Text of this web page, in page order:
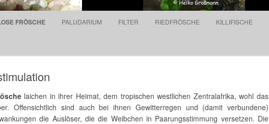
FRÖSCHE PALUDARIUM FILTER RIEDFRÖSCHE KILLIFISCHE
laichen in ihrer Heimat, dem tropischen westlichen Zentralafrika, wohl das
Offensichtlich sind auch bei ihnen Gewitterregen und (damit verbundene)
die Auslöser, die die Weibchen in Paarungsstimmung versetzen. Die